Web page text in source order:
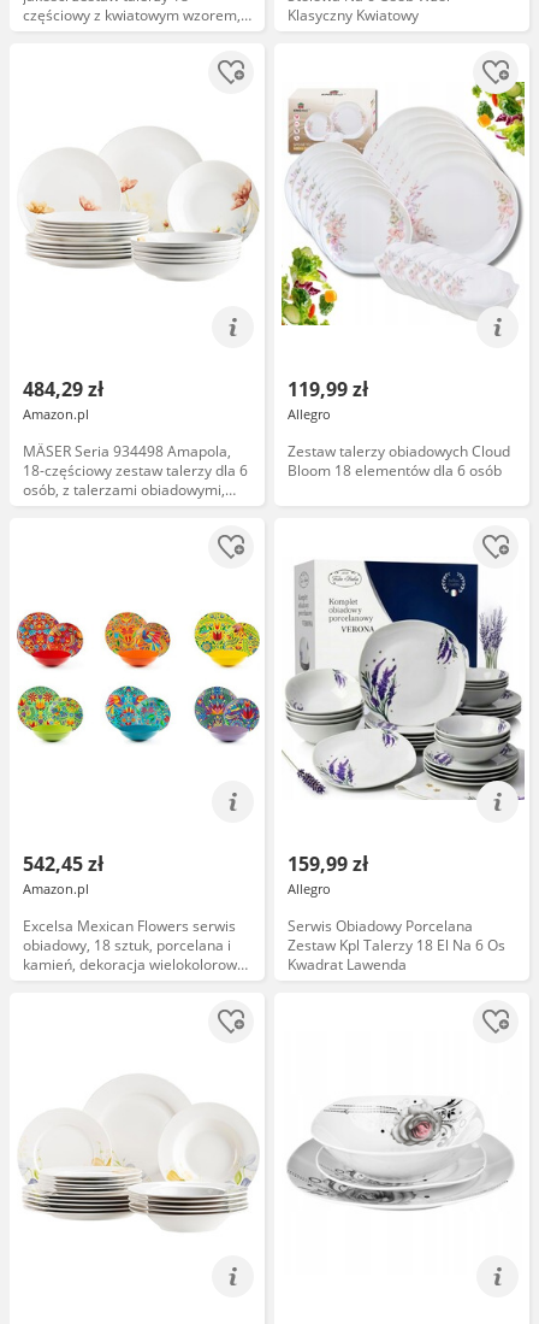
częściowy z kwiatowym wzorem,
składający się z 6 talerzyków
6 płaskich talerzy o naturalnym
Klasyczny Kwiatowy
484,29 zł
Amazon.pl
MÄSER Seria 934498 Amapola,
18-częściowy zestaw talerzy dla 6
osób, z talerzami obiadowymi,
talerzami do zupy, talerzami
kwiatowy, porcelana, kolor biały
119,99 zł
Allegro
Zestaw talerzy obiadowych Cloud
Bloom 18 elementów dla 6 osób
542,45 zł
Amazon.pl
Excelsa Mexican Flowers serwis
obiadowy, 18 sztuk, porcelana i
kamień, dekoracja wielokolorowa,
6 osób
159,99 zł
Allegro
Serwis Obiadowy Porcelana
Zestaw Kpl Talerzy 18 El Na 6 Os
Kwadrat Lawenda